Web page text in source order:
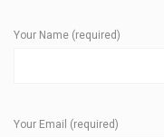
Your Name (required)
Your Email (required)